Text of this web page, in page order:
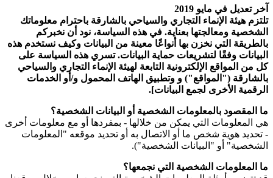
آخر تعديل في مايو 2019
تلتزم هيئة الإنماء التجاري والسياحي بالشارقة باحترام معلوماتك
الشخصية ومعالجتها بعناية. في هذه السياسة، نود أن نخبركم
بالطريقة التي نخزن بها أنواعًا معينة من البيانات وكيف نستخدم هذه
البيانات وفقًا لتشريعات حماية البيانات. تسري هذه السياسة على
كل من المواقع الإلكترونية التابعة لهيئة الإنماء التجاري والسياحي
بالشارقة ("المواقع") و وتطبيق الهاتف المحمول و/أو الخدمات
الرقمية الأخرى لجمع البيانات].
ما المقصود بالمعلومات الشخصية أو البيانات الشخصية؟
هي المعلومات التي يمكن من خلالها - بمفردها أو مع معلومات أخرى
- تحديد هوية شخص ما أو الاتصال به أو تحديد موقعه "المعلومات
الشخصية" أو "البيانات الشخصية").
ما المعلومات الشخصية التي نجمعها؟